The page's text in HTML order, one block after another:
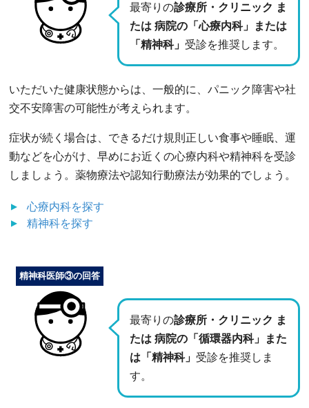
最寄りの診療所・クリニック ま
たは 病院の「心療内科」または
「精神科」 受診を推奨します。
いただいた健康状態からは、一般的に、パニック障害や社
交不安障害の可能性が考えられます。
症状が続く場合は、できるだけ規則正しい食事や睡眠、運
動などを心がけ、早めにお近くの心療内科や精神科を受診
しましょう。薬物療法や認知行動療法が効果的でしょう。
心療内科を探す
精神科を探す
最寄りの診療所・クリニック ま
たは 病院の「循環器内科」また
は「精神科」 受診を推奨しま
す。
精神科医師③の回答